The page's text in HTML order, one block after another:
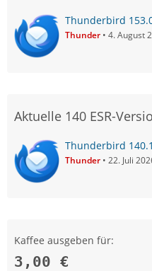
Thunderbird
Thunder 4. August
Aktuelle 140 ESR-
Thunderbird
Thunder 22. Juli
Kaffee ausgeben für:
3,00 €